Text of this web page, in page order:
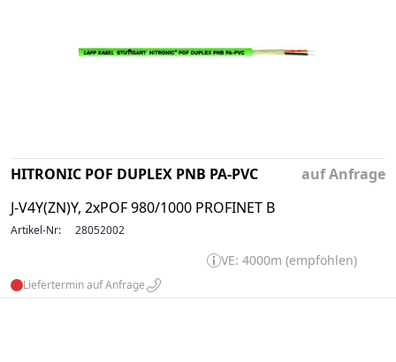
HITRONIC POF DUPLEX PNB PA-PVC
J-V4Y(ZN)Y, 2xPOF 980/1000 PROFINET B
auf Anfrage
Artikel-Nr: 28052002
VE: 4000m (empfohlen)
Liefertermin auf Anfrage